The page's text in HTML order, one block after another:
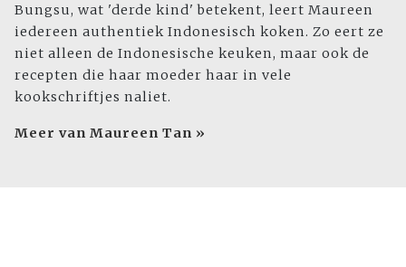
Bungsu, wat 'derde kind' betekent, leert Maureen
iedereen authentiek Indonesisch koken. Zo eert ze
niet alleen de Indonesische keuken, maar ook de
recepten die haar moeder haar in vele
kookschriftjes naliet.
Meer van Maureen Tan »